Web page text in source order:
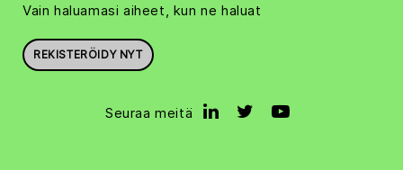
Vain haluamasi aiheet, kun ne haluat
REKISTERÖIDY NYT
Seuraa meitä